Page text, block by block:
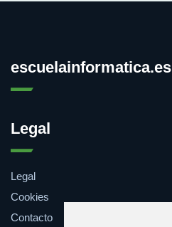
escuelainformatica.es
Legal
Legal
Cookies
Contacto